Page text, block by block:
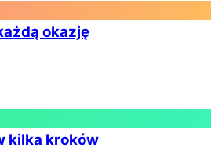
okazję
kilka kroków